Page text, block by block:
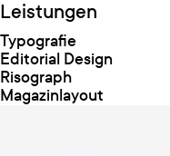
Leistungen
Typografie
Editorial Design
Risograph
Magazinlayout